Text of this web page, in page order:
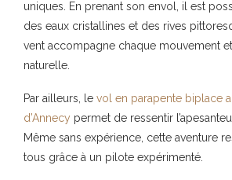
uniques. En prenant son envol, il est
des eaux cristallines et des rives
vent accompagne chaque mouvement
naturelle.
Par ailleurs, le vol en parapente biplace
d’Annecy permet de ressentir
Même sans expérience, cette aventure
tous grâce à un pilote expérimenté.